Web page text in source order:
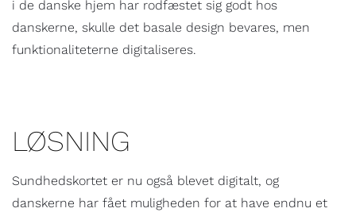
i de danske hjem har rodfæstet sig godt hos
danskerne, skulle det basale design bevares, men
funktionaliteterne digitaliseres.
LØSNING
Sundhedskortet er nu også blevet digitalt, og
danskerne har fået muligheden for at have endnu et